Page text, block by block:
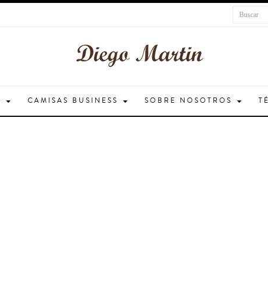
CAMISAS BUSINESS SOBRE NOSOTROS